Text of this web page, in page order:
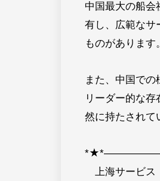
中国最大の船会
有し、広範なサ
ものがあります。
また、中国で
リーダー的な
然に持たされて
上海サービス